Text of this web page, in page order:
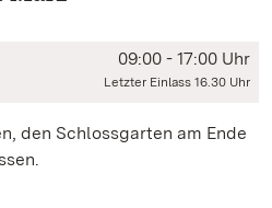
09:00 - 17:00 Uhr
Letzter Einlass 16.30 Uhr
den Schlossgarten am Ende